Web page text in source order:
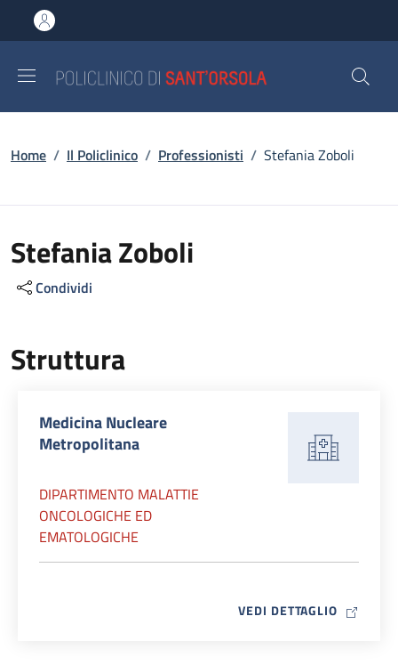
al contenuto principale
to footer content
Briciole di pane
Home / Il Policlinico / Professionisti / Stefania Zoboli
Stefania Zoboli
Condividi
Struttura
Medicina Nucleare
Metropolitana
DIPARTIMENTO MALATTIE
ONCOLOGICHE ED
EMATOLOGICHE
VEDI DETTAGLIO MAP ICON